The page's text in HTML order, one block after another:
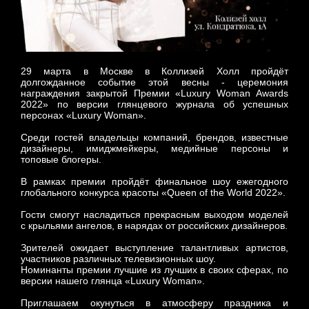
29 марта в Москве в Коллизей Холл пройдёт
долгожданное событие этой весны - церемония
награждения закрытой Премии «Luxury Woman Awards
2022» по версии глянцевого журнала об успешных
персонах «Luxury Woman».
Среди гостей владельцы компаний, брендов, известные
дизайнеры, имиджмейкеры, медийные персоны и
топовые блогеры.
В рамках премии пройдёт финальное шоу ежегодного
глобального конкурса красоты «Queen of the World 2022».
Гости смогут насладиться прекрасным выходом моделей
с крыльями ангелов, в нарядах от российских дизайнеров.
Зрителей ожидает выступление талантливых артистов,
участников различных телевизионных шоу.
Номинанты премии лучшие из лучших в своих сферах, по
версии нашего глянца «Luxury Woman».
Приглашаем окунуться в атмосферу праздника и